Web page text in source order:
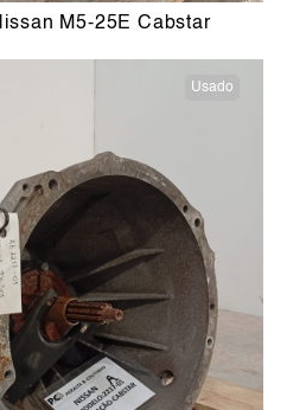
M5-25E Cabstar
Usado